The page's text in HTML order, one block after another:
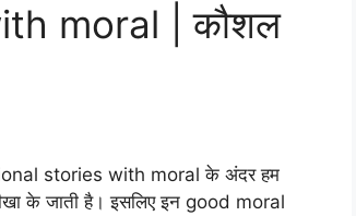
moral | कौशल
stories with moral के अंदर हम
के जाती है। इसलिए इन good moral